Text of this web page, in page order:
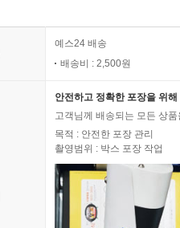
예스24 배송
배송비 : 2,500원
안전하고 정확한 포장을 위
고객님께 배송되는 모든 상
목적 : 안전한 포장 관리
촬영범위 : 박스 포장 작업